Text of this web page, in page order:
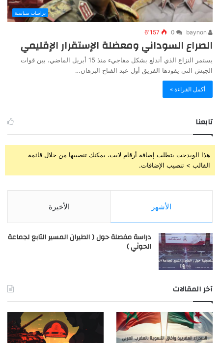
دراسات سياسية
0 6٬157
الصراع السوداني ومعضلة الإستقرار الإقليمي
يستمر النزاع الذي أندلع بشكل مفاجيء منذ 15 أبريل الماضي، بين قوات
الجيش التي يقودها الفريق أول عبد الفتاح البرهان…
أكمل القراءة »
تابعنا
هذا الويدجت يتطلب إضافة أرقام لايت، يمكنك تنصيبها من خلال قائمة
القالب > تنصيب الإضافات.
الأشهر الأخيرة
دراسة مفصلة حول ( الطيران المسير التابع لجماعة
الحوثي )
آخر المقالات